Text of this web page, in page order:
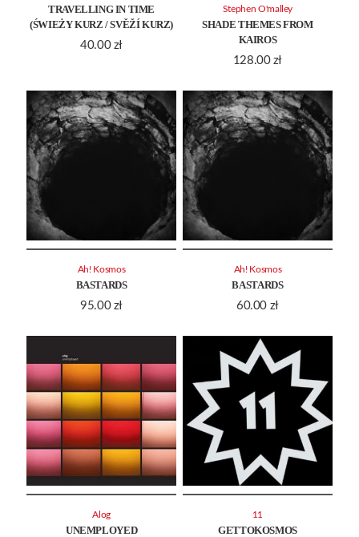
TRAVELLING IN TIME
(ŚWIEŻY KURZ / SVĚŽÍ KURZ)
40.00 zł
SHADE THEMES FROM
KAIROS
128.00 zł
Stephen O'malley
BASTARDS
95.00 zł
Ah! Kosmos
BASTARDS
60.00 zł
Ah! Kosmos
UNEMPLOYED
Alog
GETTOKOSMOS
11